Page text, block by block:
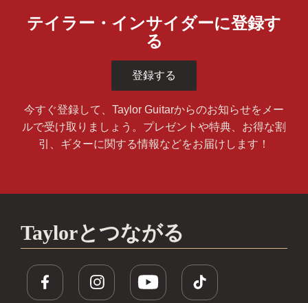
テイラー・インサイダーに登録す
る
登録する
今すぐ登録して、Taylor Guitarからのお知らせをメー
ルで受け取りましょう。プレゼントや特典、お得な割
引、ギターに関する情報などをお届けします！
Taylorとつながる